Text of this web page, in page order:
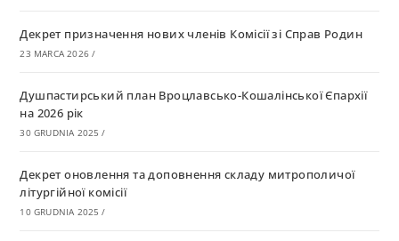
Декрет призначення нових членів Комісії зі Справ Родин
23 MARCA 2026 /
Душпастирський план Вроцлавсько-Кошалінської Єпархії
на 2026 рік
30 GRUDNIA 2025 /
Декрет оновлення та доповнення складу митрополичої
літургійної комісії
10 GRUDNIA 2025 /